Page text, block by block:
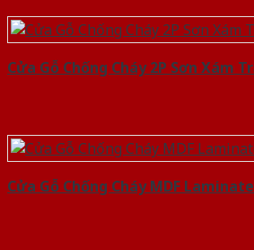
Cửa Gỗ Chống Cháy 2P Sơn Xám
Cửa Gỗ Chống Cháy MDF